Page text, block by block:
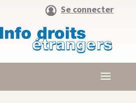
Se connecter